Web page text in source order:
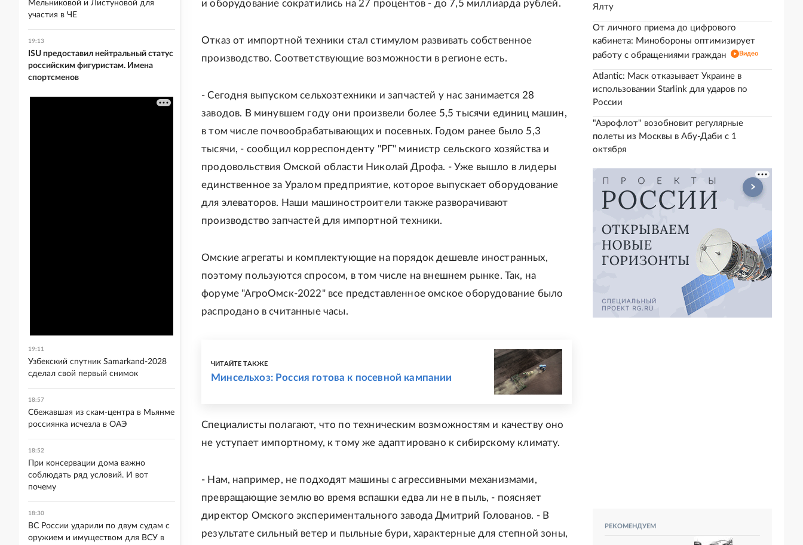
и оборудование сократились на 27 процентов - до 7,5 миллиарда рублей.
Отказ от импортной техники стал стимулом развивать собственное
производство. Соответствующие возможности в регионе есть.
- Сегодня выпуском сельхозтехники и запчастей у нас занимается 28
заводов. В минувшем году они произвели более 5,5 тысячи единиц машин,
в том числе почвообрабатывающих и посевных. Годом ранее было 5,3
тысячи, - сообщил корреспонденту "РГ" министр сельского хозяйства и
продовольствия Омской области Николай Дрофа. - Уже вышло в лидеры
единственное за Уралом предприятие, которое выпускает оборудование
для элеваторов. Наши машиностроители также разворачивают
производство запчастей для импортной техники.
Омские агрегаты и комплектующие на порядок дешевле иностранных,
поэтому пользуются спросом, в том числе на внешнем рынке. Так, на
форуме "АгроОмск-2022" все представленное омское оборудование было
распродано в считанные часы.
ЧИТАЙТЕ ТАКЖЕ
Минсельхоз: Россия готова к посевной кампании
Специалисты полагают, что по техническим возможностям и качеству оно
не уступает импортному, к тому же адаптировано к сибирскому климату.
- Нам, например, не подходят машины с агрессивными механизмами,
превращающие землю во время вспашки едва ли не в пыль, - поясняет
директор Омского экспериментального завода Дмитрий Голованов. - В
результате сильный ветер и пыльные бури, характерные для степной зоны,
Ялту
От личного приема до цифрового
кабинета: Минобороны оптимизирует
работу с обращениями граждан
Видео
Atlantic: Маск отказывает Украине в
использовании Starlink для ударов по
России
"Аэрофлот" возобновит регулярные
полеты из Москвы в Абу-Даби с 1
октября
РЕКОМЕНДУЕМ
Мельниковой и Листуновой для
участия в ЧЕ
19:13
ISU предоставил нейтральный статус
российским фигуристам. Имена
спортсменов
19:11
Узбекский спутник Samarkand-2028
сделал свой первый снимок
18:57
Сбежавшая из скам-центра в Мьянме
россиянка исчезла в ОАЭ
18:52
При консервации дома важно
соблюдать ряд условий. И вот
почему
18:30
ВС России ударили по двум судам с
оружием и имуществом для ВСУ в